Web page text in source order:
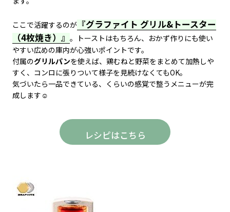
ここで活躍するのが『グラファイト グリル&トースター
（4枚焼き）』 。トーストはもちろん、おかず作りにも使い
やすい広めの庫内が心強いポイントです。
付属のグリルパンを使えば、鶏むねと野菜をまとめて加熱しや
すく、コンロに張りついて様子を見続けなくてもOK。
気づいたら一品できている、くらいの感覚で整うメニューが完
成します☺️
レシピはこちら